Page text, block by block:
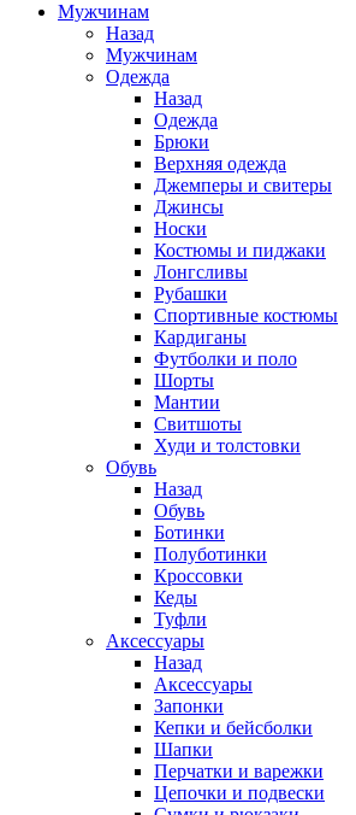
Мужчинам
Назад
Мужчинам
Одежда
Назад
Одежда
Брюки
Верхняя одежда
Джемперы и свитеры
Джинсы
Носки
Костюмы и пиджаки
Лонгсливы
Рубашки
Спортивные костюмы
Кардиганы
Футболки и поло
Шорты
Мантии
Свитшоты
Худи и толстовки
Обувь
Назад
Обувь
Ботинки
Полуботинки
Кроссовки
Кеды
Туфли
Аксессуары
Назад
Аксессуары
Запонки
Кепки и бейсболки
Шапки
Перчатки и варежки
Цепочки и подвески